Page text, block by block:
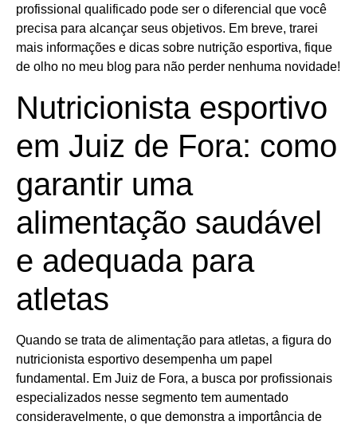
profissional qualificado pode ser o diferencial que você
precisa para alcançar seus objetivos. Em breve, trarei
mais informações e dicas sobre nutrição esportiva, fique
de olho no meu blog para não perder nenhuma novidade!
Nutricionista esportivo
em Juiz de Fora: como
garantir uma
alimentação saudável
e adequada para
atletas
Quando se trata de alimentação para atletas, a figura do
nutricionista esportivo desempenha um papel
fundamental. Em Juiz de Fora, a busca por profissionais
especializados nesse segmento tem aumentado
consideravelmente, o que demonstra a importância de